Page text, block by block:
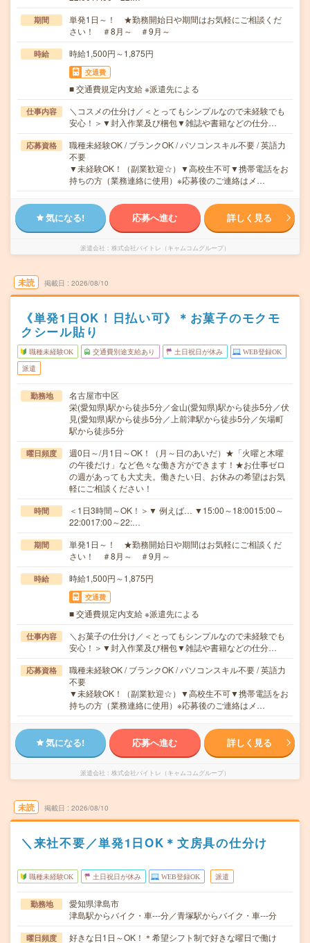
期間
単発1日～！ ★勤務開始日や期間はお気軽にご相談くだ
さい！ ＃8月～ ＃9月～
時給 時給1,500円～1,875円
交通費
■ 交通費規定内支給 ※派遣先による
仕事内容
＼コスメの仕分け／＜とってもシンプルなので未経験でも
安心！＞▼封入作業及び梱包▼雑誌や書籍などの仕分…
応募資格
職種未経験OK / ブランクOK / パソコンスキル不要 / 英語力
不要
▼未経験OK！（副業歓迎☆）▼高校生不可▼携帯電話をお
持ちの方（業務連絡に使用）※応募後のご連絡はメ…
気になる! 応募へ進む 詳しく見る
派遣会社 株式会社バイトレ（キャムコムグループ）
未読 掲載日 2026/08/10
《単発1日OK！日払い可》＊お菓子のモクモ
クシール貼り
職種未経験OK 交通費別途支給あり 土日祝日が休み WEB登録OK
派遣
勤務地
名古屋市中区
栄(愛知県)駅から徒歩5分／金山(愛知県)駅から徒歩5分／伏
見(愛知県)駅から徒歩5分／上前津駅から徒歩5分／矢場町
駅から徒歩5分
曜日頻度
週0日～/月1日～OK！（月～日のあいだ）★「火曜と木曜
の午後だけ」など色々な働き方ができます！★お仕事ゼロ
の週があっても大丈夫。働きたい日、お休みの希望はお気
軽にご相談ください！
時間
＜1日3時間～OK！＞▼ 例えば… ▼15:00～18:0015:00～
22:0017:00～22:…
期間
単発1日～！ ★勤務開始日や期間はお気軽にご相談くだ
さい！ ＃8月～ ＃9月～
時給 時給1,500円～1,875円
交通費
■ 交通費規定内支給 ※派遣先による
仕事内容
＼お菓子の仕分け／＜とってもシンプルなので未経験でも
安心！＞▼封入作業及び梱包▼雑誌や書籍などの仕分…
応募資格
職種未経験OK / ブランクOK / パソコンスキル不要 / 英語力
不要
▼未経験OK！（副業歓迎☆）▼高校生不可▼携帯電話をお
持ちの方（業務連絡に使用）※応募後のご連絡はメ…
気になる! 応募へ進む 詳しく見る
派遣会社 株式会社バイトレ（キャムコムグループ）
未読 掲載日 2026/08/10
＼来社不要／単発1日OK＊文房具の仕分け
職種未経験OK 土日祝日が休み WEB登録OK 派遣
勤務地
愛知県津島市
津島駅からバイク・車---分／青塚駅からバイク・車---分
曜日頻度
好きな日1日～OK！＊希望シフト制で好きな曜日で働け